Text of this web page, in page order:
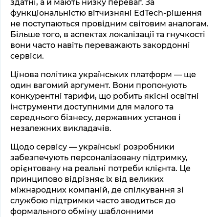
здатні, а й мають низку переваг. За
функціональністю вітчизняні EdTech-рішення
не поступаються провідним світовим аналогам.
Більше того, в аспектах локалізації та гнучкості
вони часто навіть переважають закордонні
сервіси.
Цінова політика українських платформ — ще
один вагомий аргумент. Вони пропонують
конкурентні тарифи, що робить якісні освітні
інструменти доступними для малого та
середнього бізнесу, державних установ і
незалежних викладачів.
Щодо сервісу — українські розробники
забезпечують персоналізовану підтримку,
орієнтовану на реальні потреби клієнта. Це
принципово відрізняє їх від великих
міжнародних компаній, де спілкування зі
службою підтримки часто зводиться до
формального обміну шаблонними